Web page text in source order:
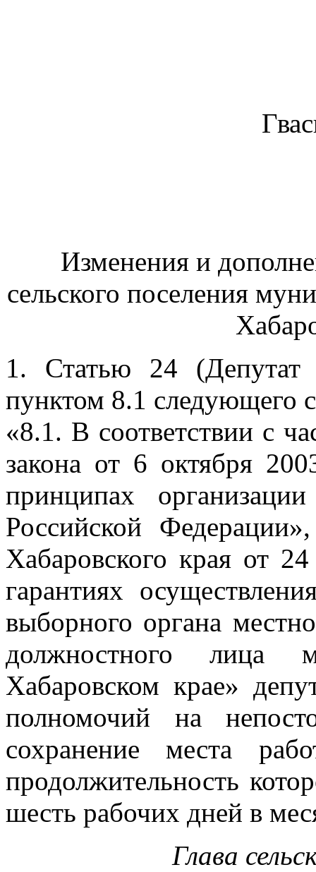
Изменения и
сельского поселения
1. Статью 24 (Депутат
пунктом 8.1 следующего
«8.1. В соответствии с
закона от 6 октября
принципах
Российской
Хабаровского края от
гарантиях
выборного органа
должностного лица
Хабаровском крае»
полномочий на
сохранение места
продолжительность
шесть рабочих дней в
Глава